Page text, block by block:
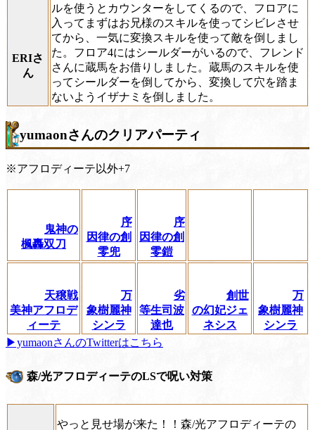
ERIさ
ん
ルを使うとカウンターをしてくるので、フロアに
入ってまずはお兄様のスキルを使ってシビレさせ
てから、一気に変換スキルを使って敵を倒しまし
た。フロア4にはシールダーがいるので、フレンド
さんに蔵馬をお借りしました。蔵馬のスキルを使
ってシールダーを倒してから、変換して穴を踏ま
ないようイザナミを倒しました。
yumaonさんのクリアパーティ
※アフロディーテ以外+7
鬼神の
楓轟双刀
序
因律の創
零兜
序
因律の創
零鎧
天穣戦
美神アフロデ
ィーテ
万
象樹麗神
シンラ
劣
等生司波
達也
創世
の幻妃ジェ
ネシス
万
象樹麗神
シンラ
▶yumaonさんのTwitterはこちら
森/光アフロディーテのLSで呪い対策
やっと見せ場が来た！！森/光アフロディーテの